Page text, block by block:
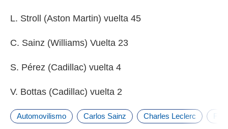
L. Stroll (Aston Martin) vuelta 45
C. Sainz (Williams) Vuelta 23
S. Pérez (Cadillac) vuelta 4
V. Bottas (Cadillac) vuelta 2
Automovilismo Carlos Sainz Charles Leclerc